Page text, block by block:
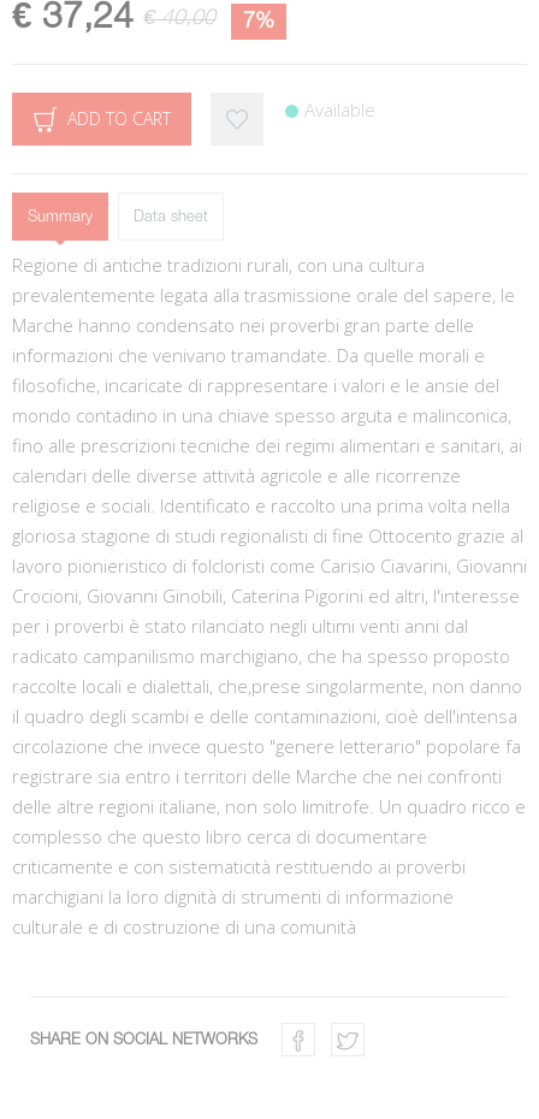
€ 37,24 € 40,00 7%
ADD TO CART Available
Summary Data sheet
Regione di antiche tradizioni rurali, con una cultura
prevalentemente legata alla trasmissione orale del sapere, le
Marche hanno condensato nei proverbi gran parte delle
informazioni che venivano tramandate. Da quelle morali e
filosofiche, incaricate di rappresentare i valori e le ansie del
mondo contadino in una chiave spesso arguta e malinconica,
fino alle prescrizioni tecniche dei regimi alimentari e sanitari, ai
calendari delle diverse attività agricole e alle ricorrenze
religiose e sociali. Identificato e raccolto una prima volta nella
gloriosa stagione di studi regionalisti di fine Ottocento grazie al
lavoro pionieristico di folcloristi come Carisio Ciavarini, Giovanni
Crocioni, Giovanni Ginobili, Caterina Pigorini ed altri, l'interesse
per i proverbi è stato rilanciato negli ultimi venti anni dal
radicato campanilismo marchigiano, che ha spesso proposto
raccolte locali e dialettali, che,prese singolarmente, non danno
il quadro degli scambi e delle contaminazioni, cioè dell'intensa
circolazione che invece questo "genere letterario" popolare fa
registrare sia entro i territori delle Marche che nei confronti
delle altre regioni italiane, non solo limitrofe. Un quadro ricco e
complesso che questo libro cerca di documentare
criticamente e con sistematicità restituendo ai proverbi
marchigiani la loro dignità di strumenti di informazione
culturale e di costruzione di una comunità
SHARE ON SOCIAL NETWORKS